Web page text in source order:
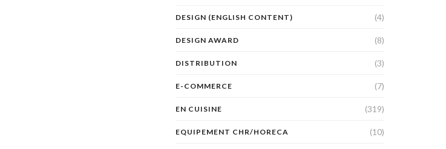
DESIGN (ENGLISH CONTENT) (4)
DESIGN AWARD (8)
DISTRIBUTION (3)
E-COMMERCE (7)
EN CUISINE (319)
EQUIPEMENT CHR/HORECA (10)